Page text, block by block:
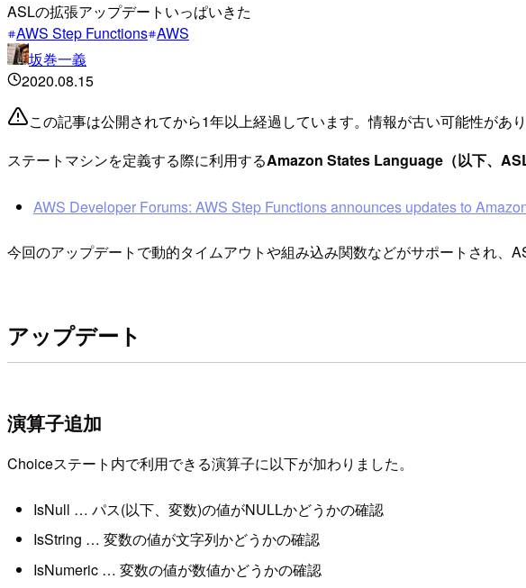
ASLの拡張アップデートいっぱいきた
AWS Step Functions AWS
坂巻一義
2020.08.15
この記事は公開されてから1年以上経過しています。情報が古い可能性があ
ステートマシンを定義する際に利用するAmazon States Language（以下、ASL
AWS Developer Forums: AWS Step Functions announces updates to
今回のアップデートで動的タイムアウトや組み込み関数などがサポートされ、
アップデート
演算子追加
Choiceステート内で利用できる演算子に以下が加わりました。
IsNull … パス(以下、変数)の値がNULLかどうかの確認
IsString … 変数の値が文字列かどうかの確認
IsNumeric … 変数の値が数値かどうかの確認